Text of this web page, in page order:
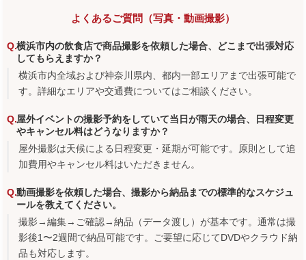
よくあるご質問（写真・動画撮影）
横浜市内の飲食店で商品撮影を依頼した場合、どこまで出張対応
してもらえますか？
横浜市内全域および神奈川県内、都内一部エリアまで出張可能で
す。詳細なエリアや交通費についてはご相談ください。
屋外イベントの撮影予約をしていて当日が雨天の場合、日程変更
やキャンセル料はどうなりますか？
屋外撮影は天候による日程変更・延期が可能です。原則として追
加費用やキャンセル料はいただきません。
動画撮影を依頼した場合、撮影から納品までの標準的なスケジュ
ールを教えてください。
撮影→編集→ご確認→納品（データ渡し）が基本です。通常は撮
影後1〜2週間で納品可能です。ご要望に応じてDVDやクラウド納
品も対応します。